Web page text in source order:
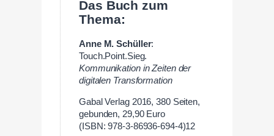
Das Buch zum
Thema:
Anne M. Schüller:
Touch.Point.Sieg.
Kommunikation in Zeiten der
digitalen Transformation
Gabal Verlag 2016, 380 Seiten,
gebunden, 29,90 Euro
(ISBN: 978-3-86936-694-4)12